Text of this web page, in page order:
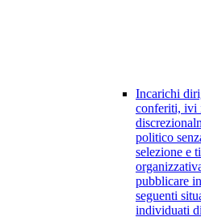
Incarichi
conferiti, ivi
politico
selezione e
pubblicare
seguenti
individuati